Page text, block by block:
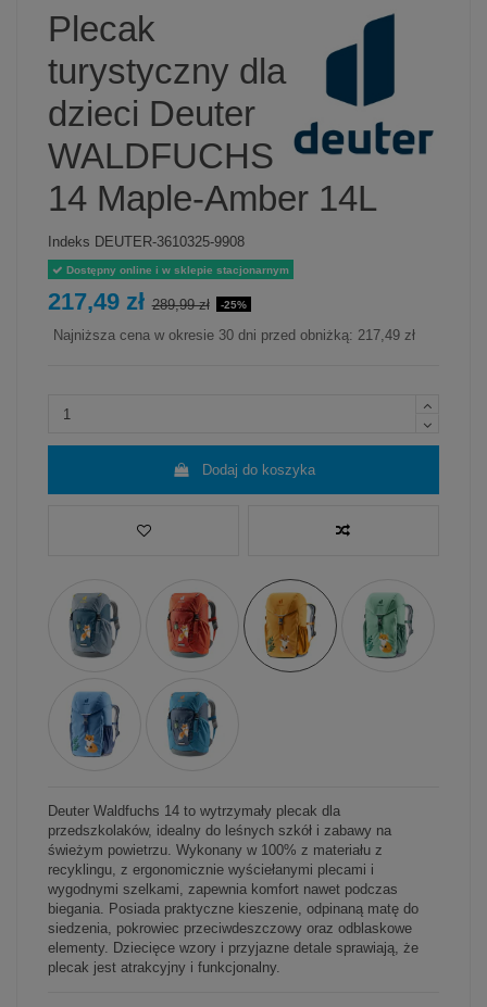
Plecak
turystyczny dla
dzieci Deuter
WALDFUCHS
14 Maple-Amber 14L
Indeks DEUTER-3610325-9908
Dostępny online i w sklepie stacjonarnym
217,49 zł 289,99 zł -25%
Najniższa cena w okresie 30 dni przed obniżką: 217,49 zł
Dodaj do koszyka
Deuter Waldfuchs 14 to wytrzymały plecak dla
przedszkolaków, idealny do leśnych szkół i zabawy na
świeżym powietrzu. Wykonany w 100% z materiału z
recyklingu, z ergonomicznie wyściełanymi plecami i
wygodnymi szelkami, zapewnia komfort nawet podczas
biegania. Posiada praktyczne kieszenie, odpinaną matę do
siedzenia, pokrowiec przeciwdeszczowy oraz odblaskowe
elementy. Dziecięce wzory i przyjazne detale sprawiają, że
plecak jest atrakcyjny i funkcjonalny.